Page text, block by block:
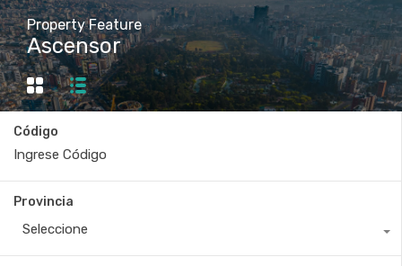
Property Feature
Ascensor
Código
Provincia
Seleccione